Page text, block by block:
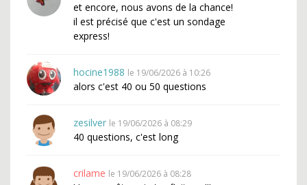
et encore, nous avons de la chance!
il est précisé que c'est un sondage
express!
hocine1988 le 19/06/2026 à 10:26
alors c'est 40 ou 50 questions
zesilver le 19/06/2026 à 08:29
40 questions, c'est long
crilame le 19/06/2026 à 08:28